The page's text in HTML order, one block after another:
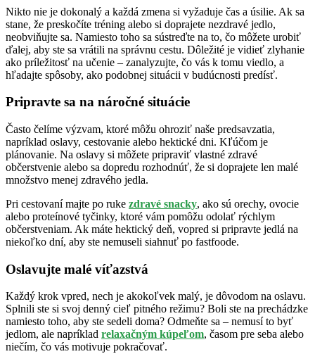
Nikto nie je dokonalý a každá zmena si vyžaduje čas a úsilie. Ak sa
stane, že preskočíte tréning alebo si doprajete nezdravé jedlo,
neobviňujte sa. Namiesto toho sa sústreďte na to, čo môžete urobiť
ďalej, aby ste sa vrátili na správnu cestu. Dôležité je vidieť zlyhanie
ako príležitosť na učenie – zanalyzujte, čo vás k tomu viedlo, a
hľadajte spôsoby, ako podobnej situácii v budúcnosti predísť.
Pripravte sa na náročné situácie
Často čelíme výzvam, ktoré môžu ohroziť naše predsavzatia,
napríklad oslavy, cestovanie alebo hektické dni. Kľúčom je
plánovanie. Na oslavy si môžete pripraviť vlastné zdravé
občerstvenie alebo sa dopredu rozhodnúť, že si doprajete len malé
množstvo menej zdravého jedla.
Pri cestovaní majte po ruke zdravé snacky, ako sú orechy, ovocie
alebo proteínové tyčinky, ktoré vám pomôžu odolať rýchlym
občerstveniam. Ak máte hektický deň, vopred si pripravte jedlá na
niekoľko dní, aby ste nemuseli siahnuť po fastfoode.
Oslavujte malé víťazstvá
Každý krok vpred, nech je akokoľvek malý, je dôvodom na oslavu.
Splnili ste si svoj denný cieľ pitného režimu? Boli ste na prechádzke
namiesto toho, aby ste sedeli doma? Odmeňte sa – nemusí to byť
jedlom, ale napríklad relaxačným kúpeľom, časom pre seba alebo
niečím, čo vás motivuje pokračovať.